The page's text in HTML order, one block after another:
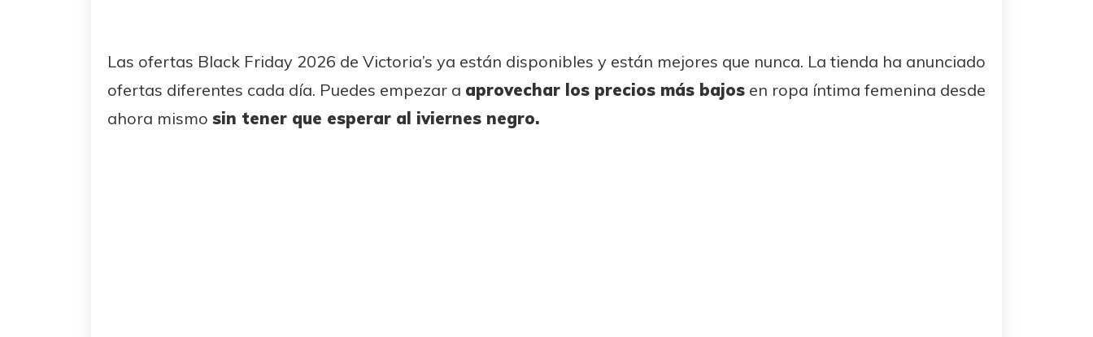
Las ofertas Black Friday 2026 de Victoria’s ya están disponibles y están mejores que nunca. La tienda ha anunciado
ofertas diferentes cada día. Puedes empezar a aprovechar los precios más bajos en ropa íntima femenina desde
ahora mismo sin tener que esperar al iviernes negro.